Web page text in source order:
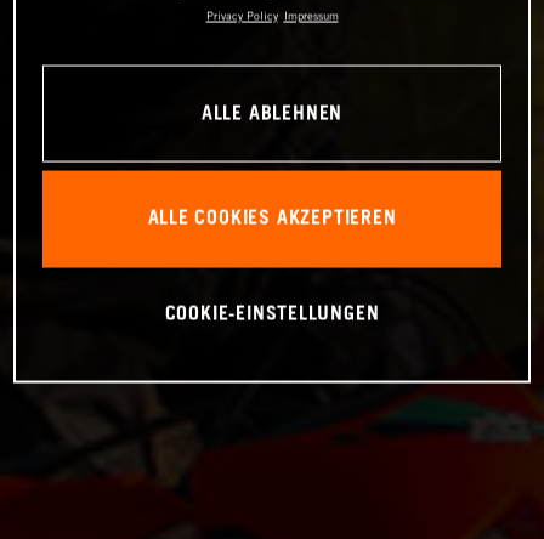
Privacy Policy Impressum
ALLE ABLEHNEN
ALLE COOKIES AKZEPTIEREN
COOKIE-EINSTELLUNGEN